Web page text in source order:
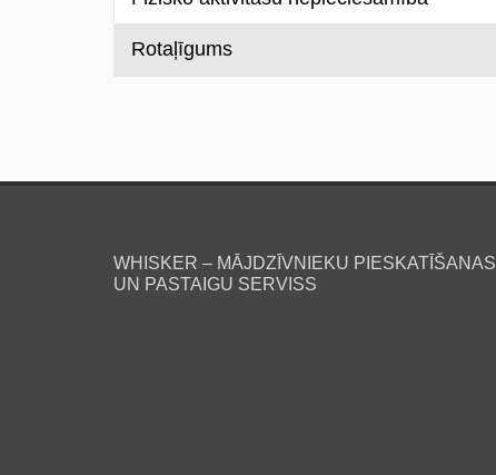
Rotaļīgums
WHISKER – MĀJDZĪVNIEKU PIESKATĪŠANAS
UN PASTAIGU SERVISS